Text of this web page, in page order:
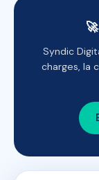
Syndic
charges, la